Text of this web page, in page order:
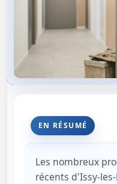
EN RÉSUMÉ
Les nombreux
récents d'Issy-